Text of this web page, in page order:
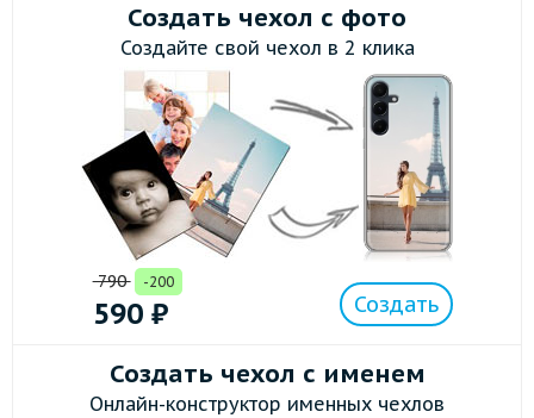
Создать чехол с фото
Создайте свой чехол в 2 клика
790 -200
590 ₽ Создать
Создать чехол с именем
Онлайн-конструктор именных чехлов